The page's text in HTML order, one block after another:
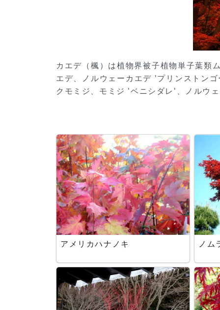
カエデ（楓）は植物界被子植物単子葉類
エデ、ノルウェーカエデ 'プリンストン
クモミジ、モミジ 'ベニシダレ'、ノルウ
アメリカハナノキ ノム